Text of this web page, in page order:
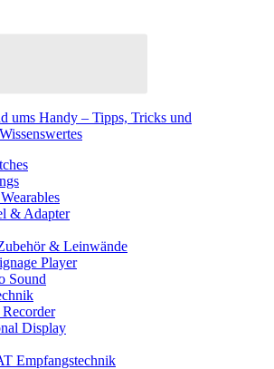
ums Handy – Tipps, Tricks und
& Adapter
& Leinwände
Player
Sound
Display
Empfangstechnik